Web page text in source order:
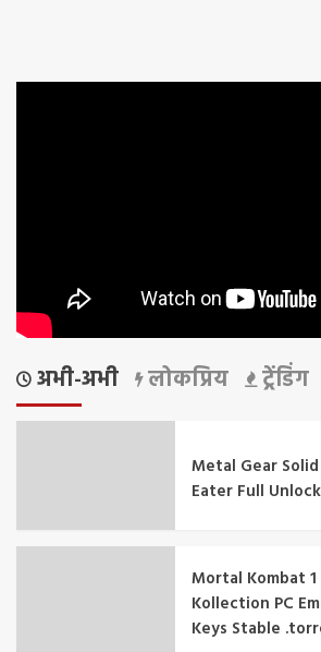
अभी-अभी लोकप्रिय ट्रेंडिंग
Metal Gear
Eater Full
Mortal Kombat 1
Kollection PC
Keys Stable